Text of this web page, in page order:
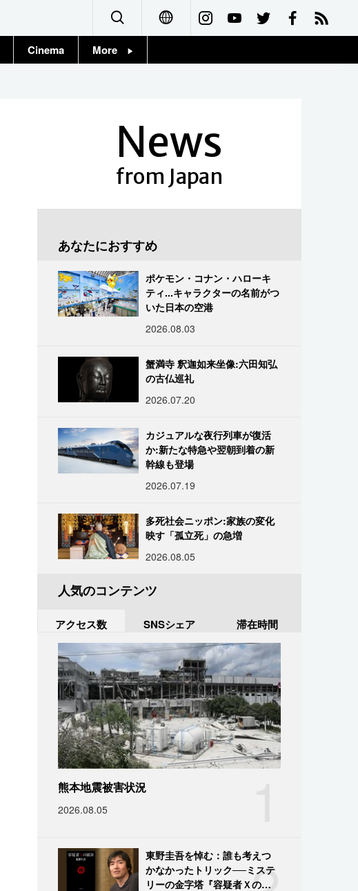
Français
Cinema More
News
from Japan
あなたにおすすめ
ポケモン・コナン・ハローキ
ティ...キャラクターの名前がつ
いた日本の空港
2026.08.03
蟹満寺 釈迦如来坐像:六田知弘
の古仏巡礼
2026.07.20
カジュアルな夜行列車が復活
か:新たな特急や翌朝到着の新
幹線も登場
2026.07.19
多死社会ニッポン:家族の変化
映す「孤立死」の急増
2026.08.05
人気のコンテンツ
アクセス数 SNSシェア 滞在時間
熊本地震被害状況
2026.08.05
東野圭吾を悼む：誰も考えつ
かなかったトリック──ミステ
リーの金字塔『容疑者Ｘの献